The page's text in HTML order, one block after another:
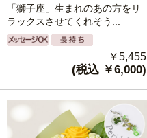
「獅子座」生まれのあの方をリ
ラックスさせてくれそう...
￥5,455
(税込 ￥6,000)